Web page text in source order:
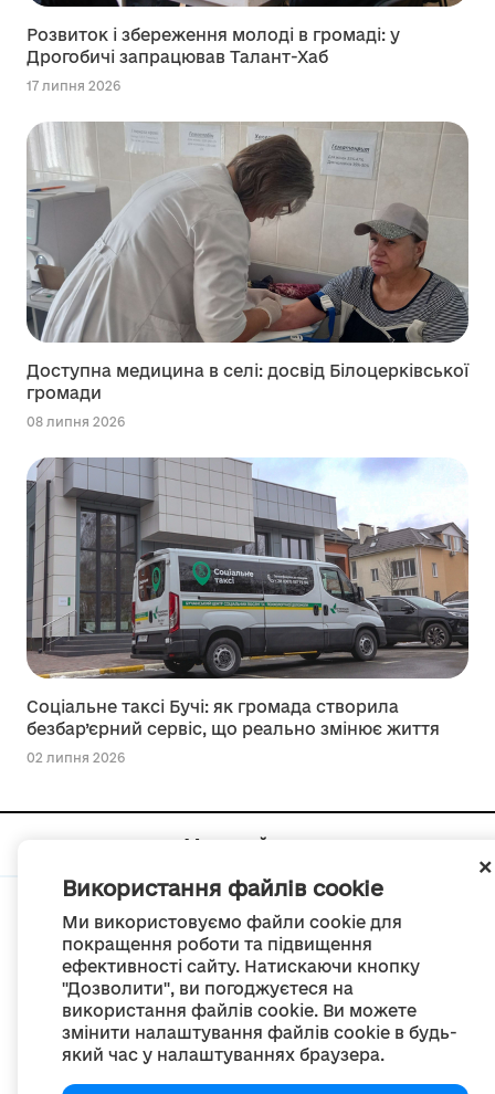
Використання файлів cookie
Ми використовуємо файли cookie для
покращення роботи та підвищення
ефективності сайту. Натискаючи кнопку
"Дозволити", ви погоджуєтеся на
використання файлів cookie. Ви можете
змінити налаштування файлів cookie в будь-
який час у налаштуваннях браузера.
Розвиток і збереження молоді в громаді: у
Дрогобичі запрацював Талант-Хаб
17 липня 2026
Доступна медицина в селі: досвід Білоцерківської
громади
08 липня 2026
Соціальне таксі Бучі: як громада створила
безбар’єрний сервіс, що реально змінює життя
02 липня 2026
Мапа сайту
© Портал «Децентралізація», 2022
Проект був створений 2014 року для комунікації реформи місцевого
самоврядування
та територіальної організації влади в Україні.
Створення та наповнення - ГО «Портал «Децентралізація»
Creative Commons Attribution 4.0 International license,